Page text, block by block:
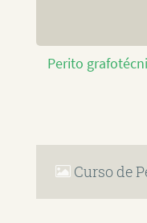
Perito
Curso de